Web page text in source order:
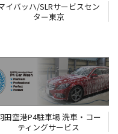
イバッハ/SLRサービスセン
ター東京
田空港P4駐車場 洗車・コー
ティングサービス